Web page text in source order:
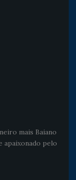
mais Baiano
apaixonado pelo